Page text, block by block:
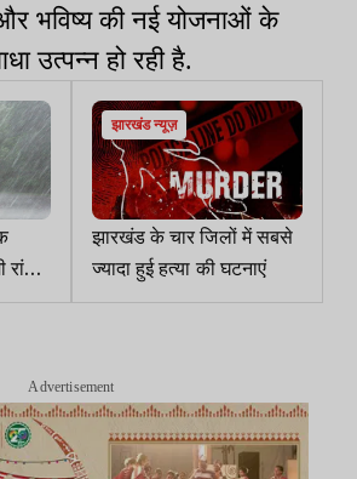
भविष्य की नई योजनाओं के
उत्पन्न हो रही है.
झारखंड न्यूज़
झारखंड के चार जिलों में सबसे
ज्यादा हुई हत्या की घटनाएं
Advertisement